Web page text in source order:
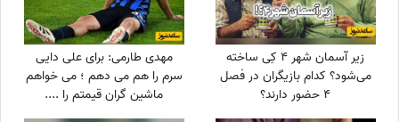
زیر آسمان شهر 4 کِی ساخته
می‌شود؟ کدام بازیگران در فصل
4 حضور دارند؟
مهدی طارمی: برای علی دایی
سرم را هم می دهم ؛ می خواهم
ماشین گران قیمتم را ....